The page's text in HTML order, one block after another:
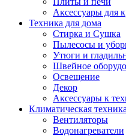
Аксессуары для
Техника для дома
Стирка и Сушка
Пылесосы и
Утюги и
Швейное
Освещение
Декор
Аксессуары к
Климатическая техника
Вентиляторы
Водонагреватели